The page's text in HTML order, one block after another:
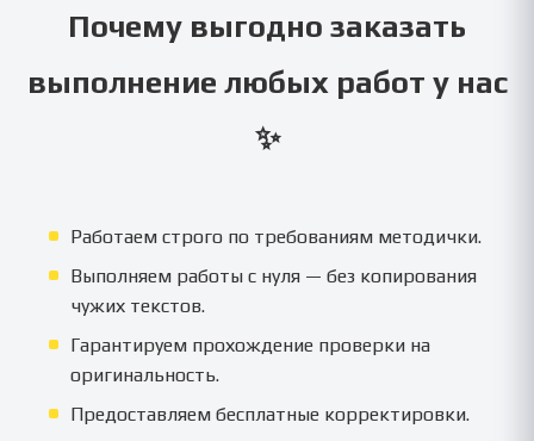
Почему выгодно заказать
выполнение любых работ у нас
✨
Работаем строго по требованиям методички.
Выполняем работы с нуля — без копирования
чужих текстов.
Гарантируем прохождение проверки на
оригинальность.
Предоставляем бесплатные корректировки.